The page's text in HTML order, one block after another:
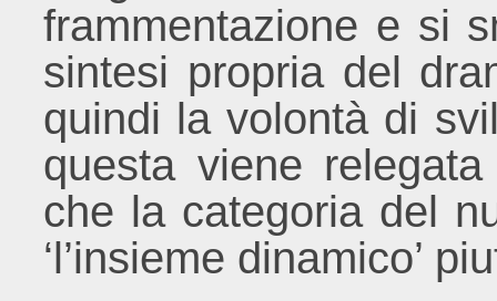
frammentazione e si
sintesi propria del
quindi la volontà di
questa viene
che la categoria del
‘l’insieme dinamico’